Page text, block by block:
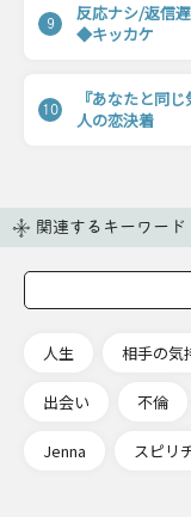
9
反応ナシ/返信
◆キッカケ
10
『あなたと同
人の恋決着
関連するキーワード
人生 相手の気
出会い 不倫
Jenna スピリ